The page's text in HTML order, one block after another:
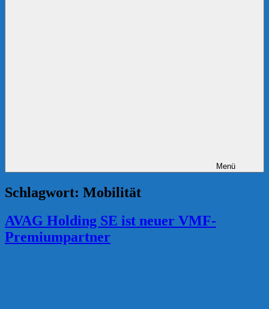
Menü
Schlagwort: Mobilität
AVAG Holding SE ist neuer VMF-
Premiumpartner